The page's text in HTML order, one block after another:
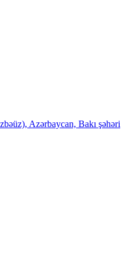
Azərbaycan, Bakı şəhəri